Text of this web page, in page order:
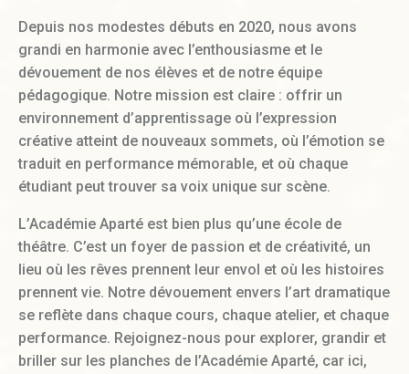
Depuis nos modestes débuts en 2020, nous avons
grandi en harmonie avec l’enthousiasme et le
dévouement de nos élèves et de notre équipe
pédagogique. Notre mission est claire : offrir un
environnement d’apprentissage où l’expression
créative atteint de nouveaux sommets, où l’émotion se
traduit en performance mémorable, et où chaque
étudiant peut trouver sa voix unique sur scène.
L’Académie Aparté est bien plus qu’une école de
théâtre. C’est un foyer de passion et de créativité, un
lieu où les rêves prennent leur envol et où les histoires
prennent vie. Notre dévouement envers l’art dramatique
se reflète dans chaque cours, chaque atelier, et chaque
performance. Rejoignez-nous pour explorer, grandir et
briller sur les planches de l’Académie Aparté, car ici,